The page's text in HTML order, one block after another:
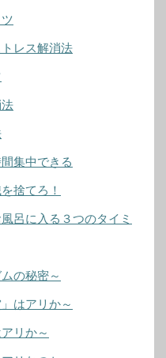
レス解消法
集中できる
捨てろ！
呂に入る３つのタイミ
の秘密～
はアリか～
リか～